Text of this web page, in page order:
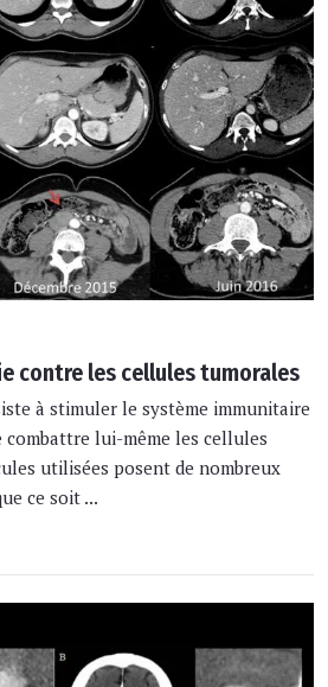
contre les cellules tumorales
à stimuler le système immunitaire
lui-même les cellules
utilisées posent de nombreux
ce soit ...